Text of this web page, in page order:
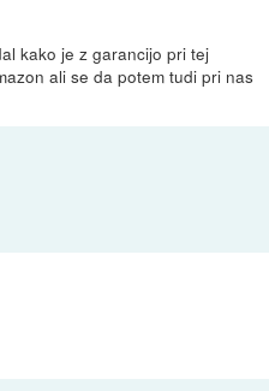
kako je z garancijo pri tej
ali se da potem tudi pri nas